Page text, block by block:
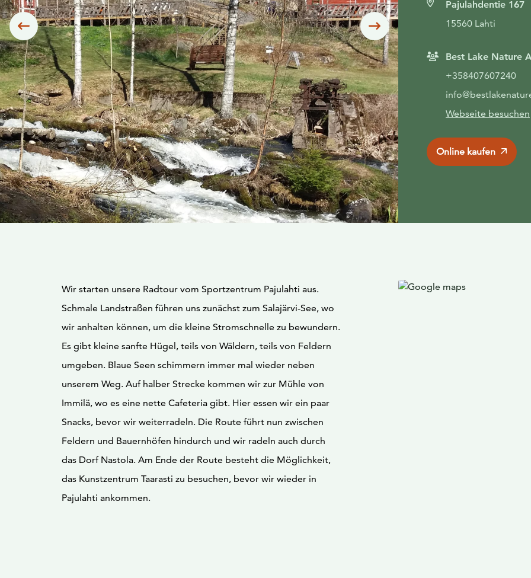
Siirry edelliseen Siirry seuraavaan
Pajulahdentie 167
15560 Lahti
Best Lake Nature
+358407607240
Webseite besuchen
Online kaufen
Wir starten unsere Radtour vom Sportzentrum Pajulahti aus.
Schmale Landstraßen führen uns zunächst zum Salajärvi-See, wo
wir anhalten können, um die kleine Stromschnelle zu bewundern.
Es gibt kleine sanfte Hügel, teils von Wäldern, teils von Feldern
umgeben. Blaue Seen schimmern immer mal wieder neben
unserem Weg. Auf halber Strecke kommen wir zur Mühle von
Immilä, wo es eine nette Cafeteria gibt. Hier essen wir ein paar
Snacks, bevor wir weiterradeln. Die Route führt nun zwischen
Feldern und Bauernhöfen hindurch und wir radeln auch durch
das Dorf Nastola. Am Ende der Route besteht die Möglichkeit,
das Kunstzentrum Taarasti zu besuchen, bevor wir wieder in
Pajulahti ankommen.